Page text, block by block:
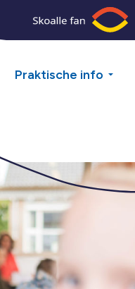
Praktische info